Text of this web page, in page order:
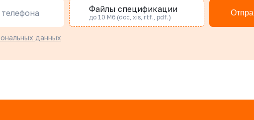
Файлы спецификации
до 10 Мб (doc, xis, rtf., pdf.)
данных